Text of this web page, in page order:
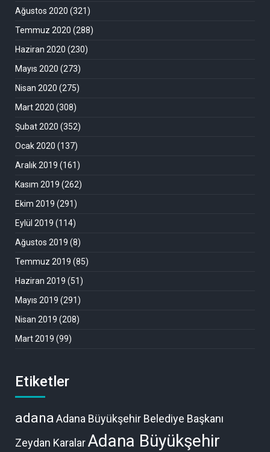
Ağustos 2020 (321)
Temmuz 2020 (288)
Haziran 2020 (230)
Mayıs 2020 (273)
Nisan 2020 (275)
Mart 2020 (308)
Şubat 2020 (352)
Ocak 2020 (137)
Aralık 2019 (161)
Kasım 2019 (262)
Ekim 2019 (291)
Eylül 2019 (114)
Ağustos 2019 (8)
Temmuz 2019 (85)
Haziran 2019 (51)
Mayıs 2019 (291)
Nisan 2019 (208)
Mart 2019 (99)
Etiketler
adanaAdana Büyükşehir Belediye Başkanı
Zeydan KaralarAdana Büyükşehir